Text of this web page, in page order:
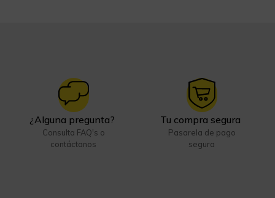
¿Alguna pregunta?
Consulta FAQ's o
contáctanos
Tu compra segura
Pasarela de pago
segura